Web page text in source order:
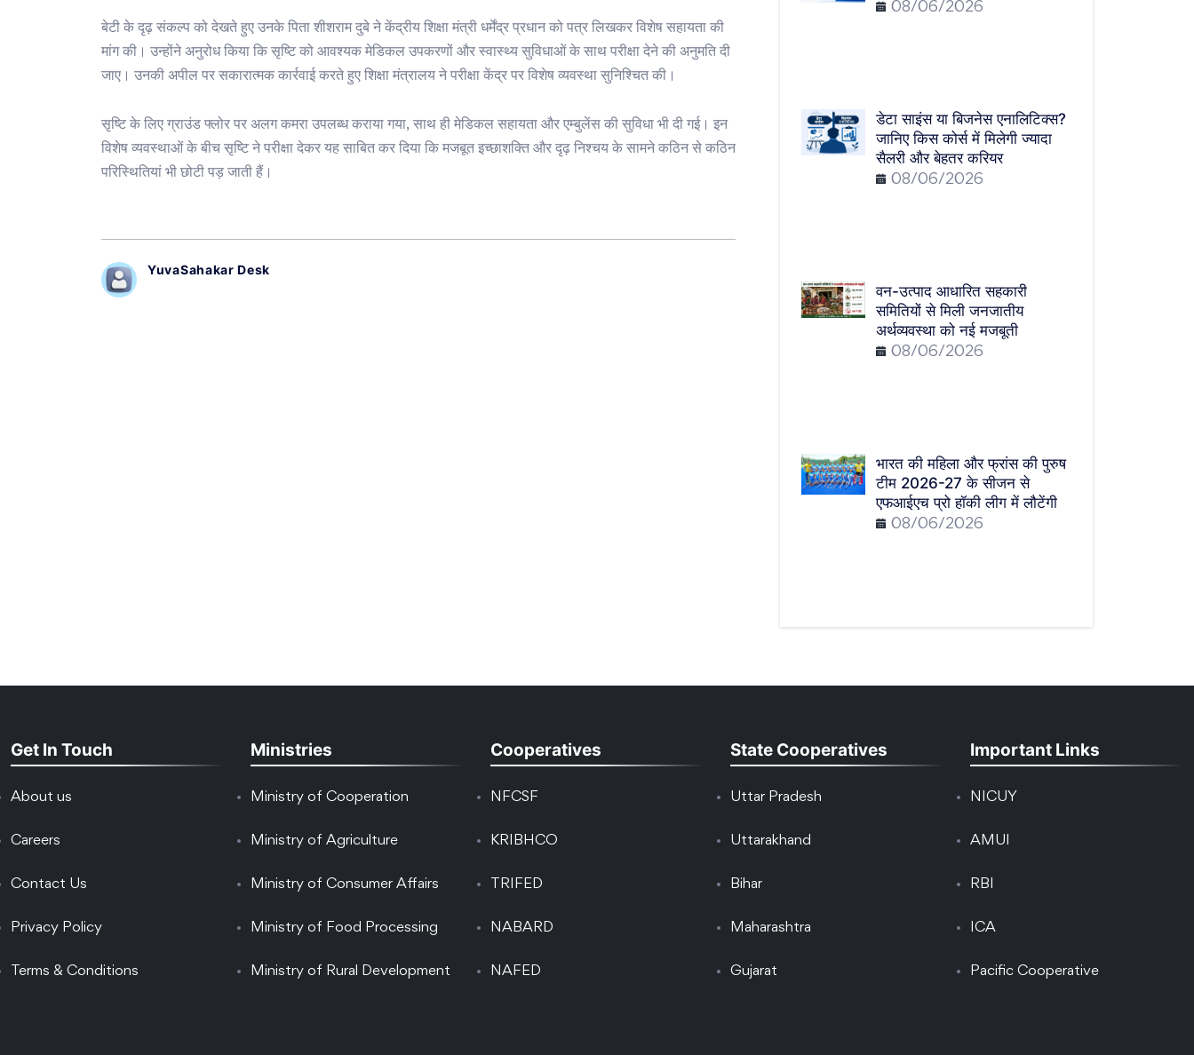
बेटी के दृढ़ संकल्प को देखते हुए उनके पिता शीशराम दुबे ने केंद्रीय शिक्षा मंत्री धर्मेंद्र प्रधान को पत्र लिखकर विशेष सहायता की
मांग की। उन्होंने अनुरोध किया कि सृष्टि को आवश्यक मेडिकल उपकरणों और स्वास्थ्य सुविधाओं के साथ परीक्षा देने की अनुमति दी
जाए। उनकी अपील पर सकारात्मक कार्रवाई करते हुए शिक्षा मंत्रालय ने परीक्षा केंद्र पर विशेष व्यवस्था सुनिश्चित की।
सृष्टि के लिए ग्राउंड फ्लोर पर अलग कमरा उपलब्ध कराया गया, साथ ही मेडिकल सहायता और एम्बुलेंस की सुविधा भी दी गई। इन
विशेष व्यवस्थाओं के बीच सृष्टि ने परीक्षा देकर यह साबित कर दिया कि मजबूत इच्छाशक्ति और दृढ़ निश्चय के सामने कठिन से कठिन
परिस्थितियां भी छोटी पड़ जाती हैं।
YuvaSahakar Desk
08/06/2026
डेटा साइंस या बिजनेस एनालिटिक्स?
जानिए किस कोर्स में मिलेगी ज्यादा
सैलरी और बेहतर करियर
08/06/2026
वन-उत्पाद आधारित सहकारी
समितियों से मिली जनजातीय
अर्थव्यवस्था को नई मजबूती
08/06/2026
भारत की महिला और फ्रांस की पुरुष
टीम 2026-27 के सीजन से
एफआईएच प्रो हॉकी लीग में लौटेंगी
08/06/2026
Get In Touch
About us
Careers
Contact Us
Privacy Policy
Terms & Conditions
Ministries
Ministry of Cooperation
Ministry of Agriculture
Ministry of Consumer Affairs
Ministry of Food Processing
Ministry of Rural Development
Cooperatives
NFCSF
KRIBHCO
TRIFED
NABARD
NAFED
State Cooperatives
Uttar Pradesh
Uttarakhand
Bihar
Maharashtra
Gujarat
Important Links
NICUY
AMUI
RBI
ICA
Pacific Cooperative